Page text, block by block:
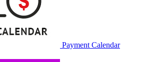
Payment Calendar